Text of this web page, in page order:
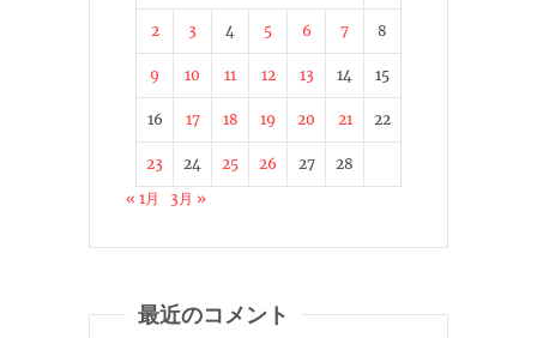
2 3 4 5 6 7 8
9 10 11 12 13 14 15
16 17 18 19 20 21 22
23 24 25 26 27
28
« 1月
3月 »
最近のコメント